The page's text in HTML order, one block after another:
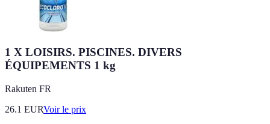
1 X LOISIRS. PISCINES. DIVERS
ÉQUIPEMENTS 1 kg
Rakuten FR
26.1 EURVoir le prix